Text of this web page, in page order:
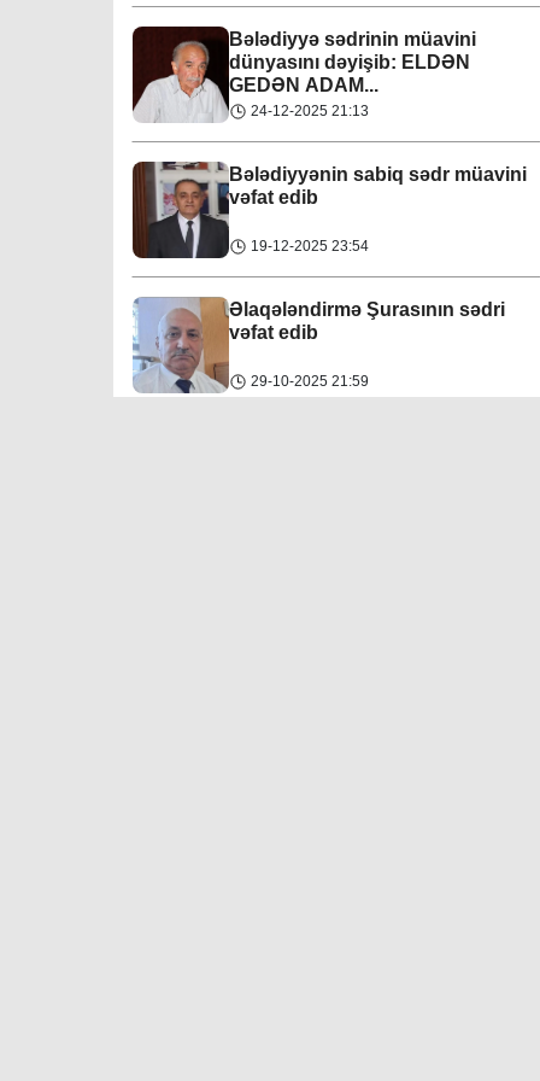
Bakı 31-07-2026
İcra başçısına xatirə hədiyyəsi təqdim edilib
Region 30-07-2026
Əziz Zeynalov
keçirilən layihələrə Nəsimi bələdiyyəsi də öz
töhfəsini verir”
Fidan Fərzəliyeva növbəti vətəndaş qəbulu
keçirib
Xətai bələdiyyəsi
07-04-2023
Mingəçevir bələdiyyəsi
06-04-2023
Nəsimi bələdiyyəsi
06-04-2023
Nərimanov bələdiyyəsi
06-04-2023
Bələdiyyə sədrinin müavini
dünyasını dəyişib: ELDƏN
GEDƏN ADAM...
24-12-2025 21:13
Bələdiyyənin sabiq sədr müavini
vəfat edib
19-12-2025 23:54
Əlaqələndirmə Şurasının sədri
vəfat edib
29-10-2025 21:59